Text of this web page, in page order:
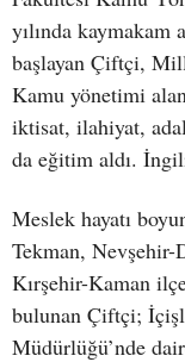
yılında kaymakam
başlayan Çiftçi,
Kamu yönetimi
iktisat, ilahiyat,
da eğitim aldı.
Meslek hayatı
Tekman,
Kırşehir-Kaman
bulunan Çiftçi;
Müdürlüğü’nde